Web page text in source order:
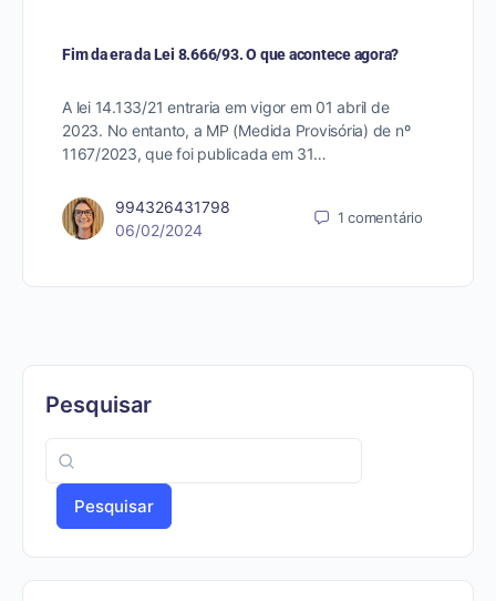
Fim da era da Lei 8.666/93. O que acontece agora?
A lei 14.133/21 entraria em vigor em 01 abril de
2023. No entanto, a MP (Medida Provisória) de nº
1167/2023, que foi publicada em 31…
994326431798
06/02/2024
1comentário
Pesquisar
Pesquisar